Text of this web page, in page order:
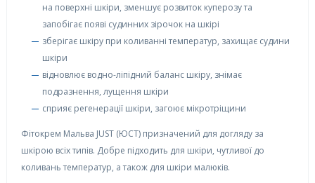
на поверхні шкіри, зменшує розвиток куперозу та
запобігає появі судинних зірочок на шкірі
зберігає шкіру при коливанні температур, захищає судини
шкіри
відновлює водно-ліпідний баланс шкіру, знімає
подразнення, лущення шкіри
сприяє регенерації шкіри, загоює мікротріщини
Фітокрем Мальва JUST (ЮСТ) призначений для догляду за
шкірою всіх типів. Добре підходить для шкіри, чутливої до
коливань температур, а також для шкіри малюків.